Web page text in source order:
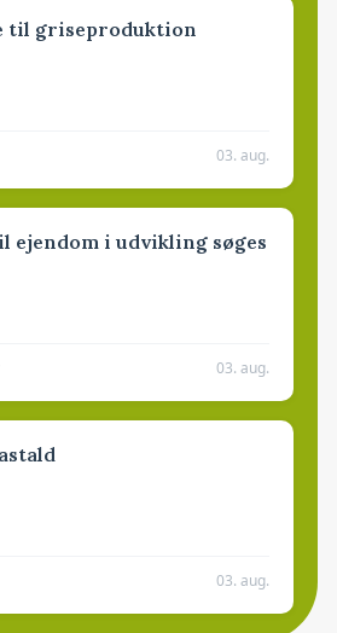
til griseproduktion
03. aug.
ejendom i udvikling søges
03. aug.
03. aug.